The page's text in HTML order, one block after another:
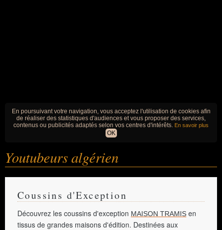
En poursuivant votre navigation, vous acceptez l'utilisation de cookies afin
de réaliser des statistiques d'audiences et vous proposer des services,
contenus ou publicités adaptés selon vos centres d'intérêts. En savoir plus
OK
Youtubeurs algérien
Coussins d'Exception
Découvrez les coussins d'exception MAISON TRAMIS en
tissus de grandes maisons d'édition. Destinées aux